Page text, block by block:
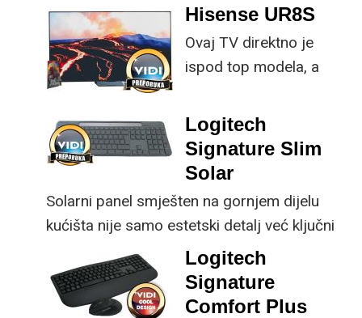
specifikacije, no
istovremeno
implementirao
ključne svakom
korisniku.
Hisense UR8S
Ovaj TV direktno je
ispod top modela, a
male ustupke možete
osjetno uštedjeti pri
kupnji.
Logitech
Signature Slim
Solar
Solarni panel smješten na gornjem dijelu
kućišta nije samo estetski detalj već ključni
dio koncepta ovog proizvoda, jer koristi
energiju prirodnog ili umjetnog svjetla za
rad.
Logitech
Signature
Comfort Plus